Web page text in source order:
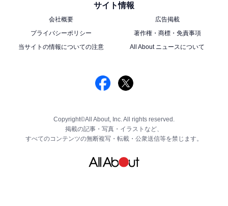
サイト情報
会社概要
広告掲載
プライバシーポリシー
著作権・商標・免責事項
当サイトの情報についての注意
All About ニュースについて
Copyright©All About, Inc. All rights reserved.
掲載の記事・写真・イラストなど、
すべてのコンテンツの無断複写・転載・公衆送信等を禁じます。